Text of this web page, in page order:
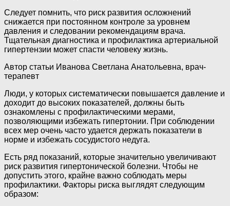
Следует помнить, что риск развития осложнений
снижается при постоянном контроле за уровнем
давления и следовании рекомендациям врача.
Тщательная диагностика и профилактика артериальной
гипертензии может спасти человеку жизнь.
Автор статьи Иванова Светлана Анатольевна, врач-
терапевт
Люди, у которых систематически повышается давление и
доходит до высоких показателей, должны быть
ознакомлены с профилактическими мерами,
позволяющими избежать гипертонии. При соблюдении
всех мер очень часто удается держать показатели в
норме и избежать сосудистого недуга.
Есть ряд показаний, которые значительно увеличивают
риск развития гипертонической болезни. Чтобы не
допустить этого, крайне важно соблюдать меры
профилактики. Факторы риска выглядят следующим
образом: